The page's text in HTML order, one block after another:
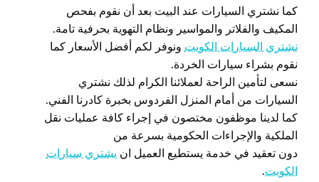
كما نشتري السيارات عند البيت بعد أن نقوم بفحص
المكيف والفلاتر والمواسير ونظام التهوية بحرفية تامة.
نشتري السيارات الكويت ونوفر لكم أفضل الأسعار كما
نقوم بشراء سيارات الخردة.
نسعى لتأمين الراحة لعملائنا الكرام لذلك نشتري
السيارات من أمام المنزل الفردوس بخبرة كادرنا الفني.
كما لدينا موظفون مختصون في إجراء كافة عمليات نقل
الملكية والإجراءات الحكومية بسرعة من
دون تعقيد في خدمة يستطيع العميل ان يشتري سيارات
الكويت.